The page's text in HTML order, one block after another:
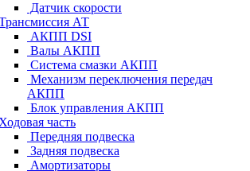
Датчик скорости
АТ
АКПП DSI
Валы АКПП
Система смазки АКПП
Механизм переключения передач
АКПП
Блок управления АКПП
Ходовая часть
Передняя подвеска
Задняя подвеска
Амортизаторы